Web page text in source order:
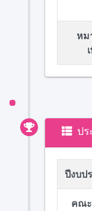
หม
ป
ปีงบป
คณ